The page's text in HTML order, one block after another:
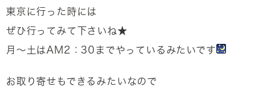
東京に行った時には
ぜひ行ってみて下さいね★
月～土はAM2：30までやっているみたいです
お取り寄せもできるみたいなので